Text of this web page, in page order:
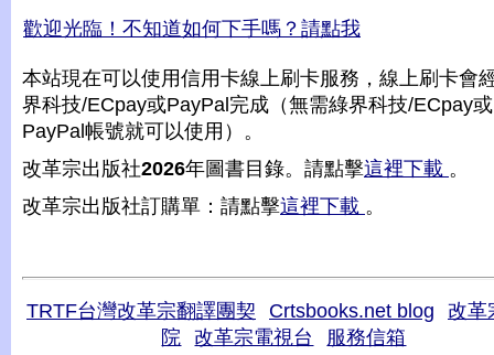
歡迎光臨！不知道如何下手嗎？請點我
本站現在可以使用信用卡線上刷卡服務，線上刷卡會
界科技/ECpay或PayPal完成（無需綠界科技/ECpay或
PayPal帳號就可以使用）。
改革宗出版社2026年圖書目錄。請點擊這裡下載 。
改革宗出版社訂購單：請點擊這裡下載 。
TRTF台灣改革宗翻譯團契 Crtsbooks.net blog
改革
院
改革宗電視台 服務信箱